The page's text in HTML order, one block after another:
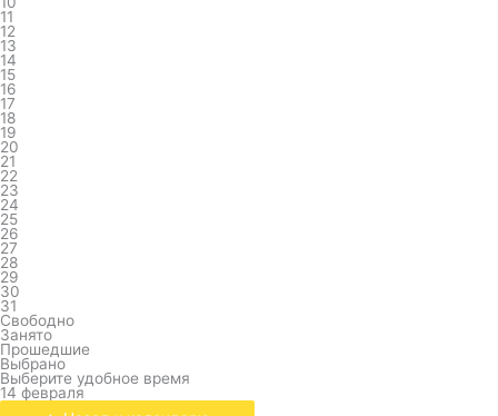
11
12
13
14
15
16
17
18
19
20
21
22
23
24
25
26
27
28
29
30
31
Свободно
Занято
Прошедшие
Выбрано
Выберите удобное время
14 февраля